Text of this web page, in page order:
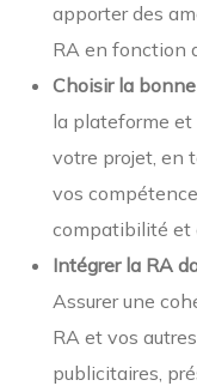
apporter des
RA en fonction
Choisir la
la plateforme et
votre projet, en
vos
compatibilité et
Intégrer la RA
Assurer une
RA et vos
publicitaires,